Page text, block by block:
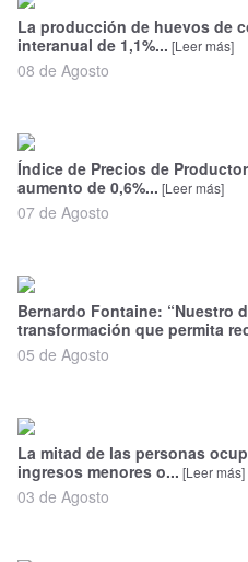
Deportes
Economía
Nacional
Política
La producción de huevos de
interanual de 1,1%... [Leer más]
08 de Agosto
Índice de Precios de
aumento de 0,6%... [Leer más]
07 de Agosto
Bernardo Fontaine: “Nuestro
transformación que permita
05 de Agosto
La mitad de las personas
ingresos menores o... [Leer más]
03 de Agosto